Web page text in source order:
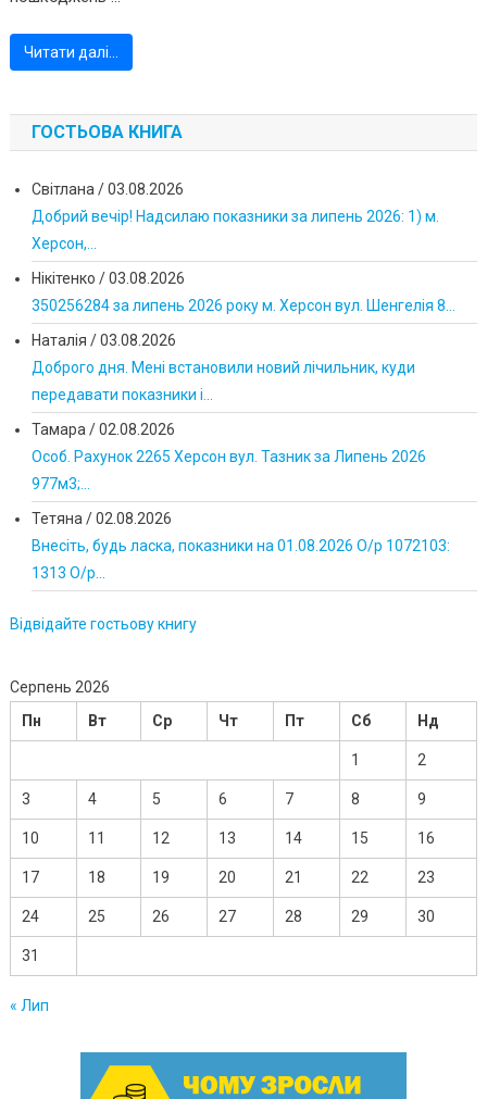
Читати далі…
ГОСТЬОВА КНИГА
Світлана /03.08.2026
Добрий вечір! Надсилаю показники за липень 2026: 1) м.
Херсон,...
Нікітенко /03.08.2026
350256284 за липень 2026 року м. Херсон вул. Шенгелія 8...
Наталія /03.08.2026
Доброго дня. Мені встановили новий лічильник, куди
передавати показники і...
Тамара /02.08.2026
Особ. Рахунок 2265 Херсон вул. Тазник за Липень 2026
977м3;...
Тетяна /02.08.2026
Внесіть, будь ласка, показники на 01.08.2026 О/р 1072103:
1313 О/р...
Відвідайте гостьову книгу
Серпень 2026
Пн
Вт Ср Чт Пт Сб Нд
1 2
3 4 5 6 7 8 9
10 11 12 13 14 15 16
17 18 19 20 21 22 23
24 25 26 27 28 29 30
31
« Лип